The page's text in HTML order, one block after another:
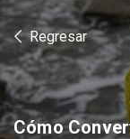
Regresar
Cómo